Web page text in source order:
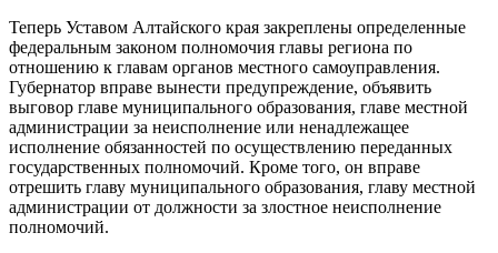
Теперь Уставом Алтайского края закреплены определенные
федеральным законом полномочия главы региона по
отношению к главам органов местного самоуправления.
Губернатор вправе вынести предупреждение, объявить
выговор главе муниципального образования, главе местной
администрации за неисполнение или ненадлежащее
исполнение обязанностей по осуществлению переданных
государственных полномочий. Кроме того, он вправе
отрешить главу муниципального образования, главу местной
администрации от должности за злостное неисполнение
полномочий.